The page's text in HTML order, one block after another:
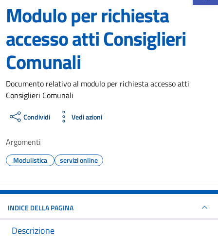
Modulo per richiesta
accesso atti Consiglieri
Comunali
Dettagli del documento
Documento relativo al modulo per richiesta accesso atti
Consiglieri Comunali
Condividi Vedi azioni
Argomenti
Modulistica servizi online
INDICE DELLA PAGINA
Descrizione